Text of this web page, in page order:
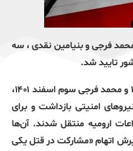
فرجی و بنیامین نقدی ، سه
تایید شد.
رئوف شیخ‌معروفی پنجم دی ۱۴۰۱ و محمد فرجی سوم اسفند ۱۴۰۱،
امنیتی بازداشت و برای
ارومیه منتقل شدند. آن‌ها
اتهام «مشارکت در قتل یکی